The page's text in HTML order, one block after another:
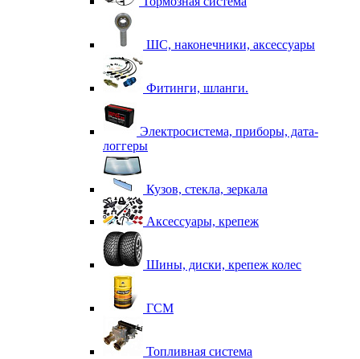
ШС, наконечники, аксессуары
Фитинги, шланги.
Электросистема, приборы, дата-
логгеры
Кузов, стекла, зеркала
Аксессуары, крепеж
Шины, диски, крепеж колес
ГСМ
Топливная система